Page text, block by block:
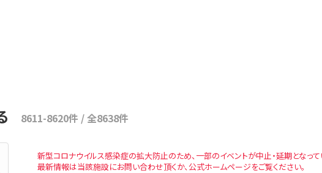
8611-8620件 / 全8638件
新型コロナウイルス感染症の拡大防止のため、一部のイベントが中止・延期となって
最新情報は当該施設にお問い合わせ頂くか、公式ホームページをご覧ください。